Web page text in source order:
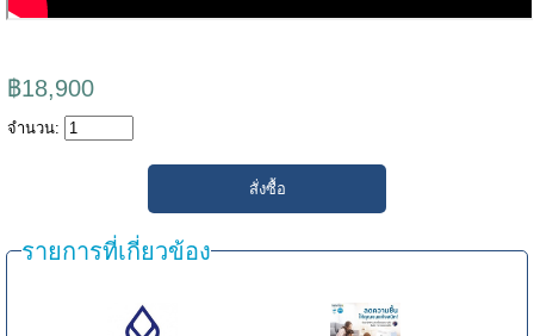
฿18,900
จำนวน:
รายการที่เกี่ยวข้อง